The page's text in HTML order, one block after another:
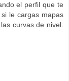
el perfil que te
le cargas mapas
curvas de nivel.